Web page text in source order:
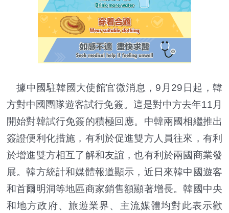
據中國駐韓國大使館官微消息，9月29日起，韓
方對中國團隊遊客試行免簽。這是對中方去年11月
開始對韓試行免簽的積極回應。中韓兩國相繼推出
簽證便利化措施，有利於促進雙方人員往來，有利
於增進雙方相互了解和友誼，也有利於兩國商業發
展。韓方統計和媒體報道顯示，近日來韓中國遊客
和首爾明洞等地區商家銷售額顯著增長。韓國中央
和地方政府、旅遊業界、主流媒體均對此表示歡